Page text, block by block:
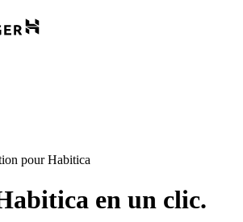
pour Habitica
en un clic.